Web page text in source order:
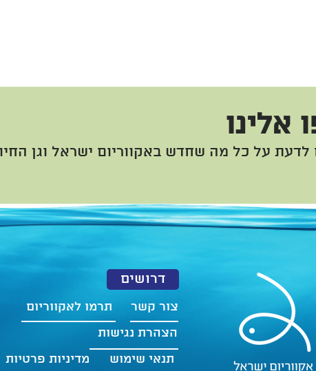
דרושים
תרמו לאקווריום
צור קשר
הצהרת נגישות
תנאי שימוש
מדיניות פרטיות
לדעת על כל מה שחדש באקווריום ישראל וגן
אלינו